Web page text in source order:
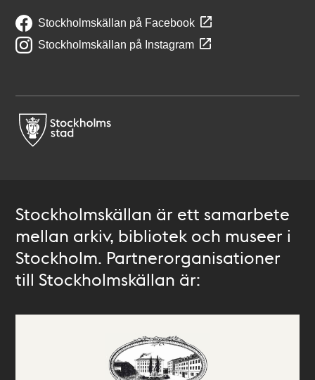
Stockholmskällan på Facebook
Stockholmskällan på Instagram
Stockholmskällan är ett samarbete
mellan arkiv, bibliotek och museer i
Stockholm. Partnerorganisationer
till Stockholmskällan är: